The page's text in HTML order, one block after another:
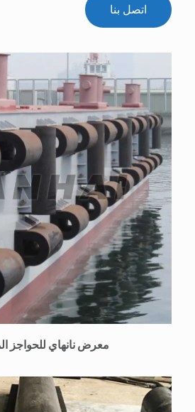
اتصل بنا
معرض نانهاي للحواجز